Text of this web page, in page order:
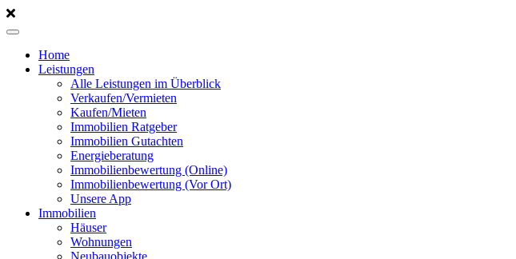
Home
Leistungen
Alle Leistungen im Überblick
Verkaufen/Vermieten
Kaufen/Mieten
Immobilien Ratgeber
Immobilien Gutachten
Energieberatung
Immobilienbewertung (Online)
Immobilienbewertung (Vor Ort)
Unsere App
Immobilien
Häuser
Wohnungen
Neubauobjekte